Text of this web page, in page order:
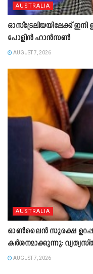
AUSTRALIA
ഓസ്‌ട്രേലിയയിലേക്ക് ഇനി
പോളിൻ ഹാൻസൺ
AUGUST 7, 2026
AUSTRALIA
ഓൺലൈൻ സുരക്ഷ
കർശനമാക്കുന്നു;
AUGUST 7, 2026